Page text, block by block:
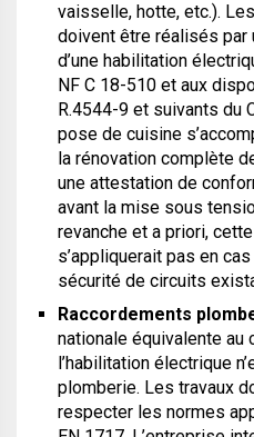
vaisselle, hotte, etc.).
doivent être réalisés par
d’une habilitation
NF C 18-510 et aux
R.4544-9 et suivants du
pose de cuisine
la rénovation complète
une attestation de
avant la mise sous
revanche et a priori,
s’appliquerait pas en
sécurité de circuits
Raccordements
nationale équivalente au
l’habilitation électrique
plomberie. Les travaux
respecter les normes